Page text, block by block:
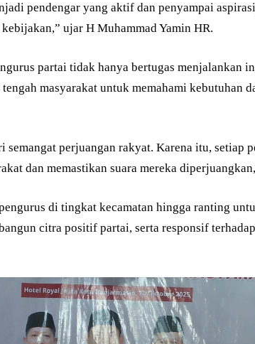
pendengar yang aktif dan penyampai
ujar H Muhammad Yamin HR.
partai tidak hanya bertugas menjalankan
masyarakat untuk memahami kebutuhan
semangat perjuangan rakyat. Karena itu, setiap
dan memastikan suara mereka
di tingkat kecamatan hingga ranting
citra positif partai, serta responsif